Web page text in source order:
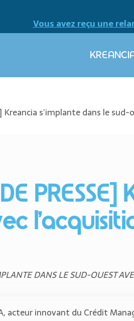
Vous avez reçu une
Kreancia s’implante dans le
DANS LE SUD-OUEST
acteur innovant du Crédit